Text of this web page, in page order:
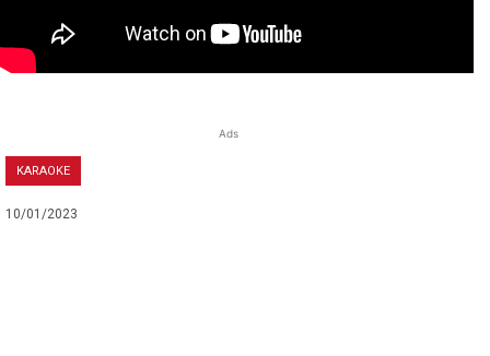
Ads
KARAOKE
10/01/2023